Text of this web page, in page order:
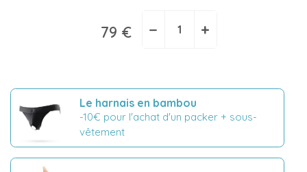
79 € − +
Le harnais en bambou
-10€ pour l'achat d'un packer + sous-
vêtement